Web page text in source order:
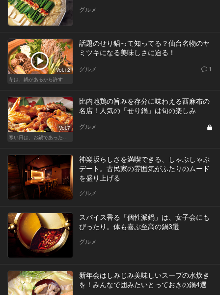
グルメ
Vol.12
冬は、鍋があるから許す
話題のせり鍋って知ってる？仙台名物のヤ
ミツキになる美味しさに迫る！
グルメ 1
Vol.7
寒い日は、お鍋であったかデート！東京の名店へ
比内地鶏の旨みを存分に味わえる西麻布の
名店！人気の「せり鍋」は旬の楽しみ
グルメ
神楽坂らしさを満喫できる、しゃぶしゃぶ
デート。古民家の雰囲気がふたりのムード
を盛り上げる
グルメ
スパイス香る「個性派鍋」は、女子会にも
ぴったり。体も喜ぶ至高の鍋3選
グルメ
新年会はしみじみ美味しいスープの水炊き
を！みんなで囲みたいとっておきの鍋4選